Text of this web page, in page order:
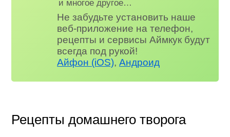
и многое другое…
Не забудьте установить наше
веб-приложение на телефон,
рецепты и сервисы Аймкук будут
всегда под рукой!
Айфон (iOS),Андроид
Рецепты домашнего творога